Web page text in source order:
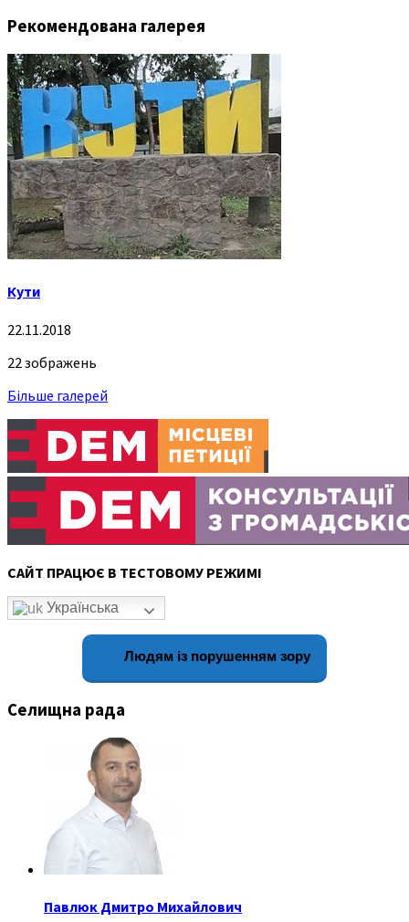
Рекомендована галерея
Кути
22.11.2018
22 зображень
Більше галерей
САЙТ ПРАЦЮЄ В ТЕСТОВОМУ РЕЖИМІ
Українська
Людям із порушенням зору
Селищна рада
Павлюк Дмитро Михайлович